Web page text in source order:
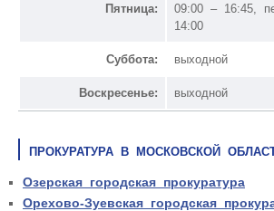
Пятница:
09:00 – 16:45,
14:00
Суббота: выходной
Воскресенье: выходной
ПРОКУРАТУРА В МОСКОВСКОЙ
Озерская городская прокуратура
Орехово-Зуевская городская